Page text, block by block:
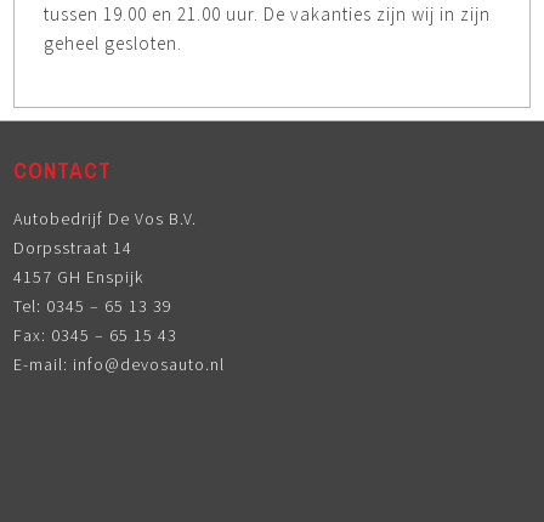
tussen 19.00 en 21.00 uur. De vakanties zijn wij in zijn
geheel gesloten.
CONTACT
Autobedrijf De Vos B.V.
Dorpsstraat 14
4157 GH Enspijk
Tel: 0345 – 65 13 39
Fax: 0345 – 65 15 43
E-mail: info@devosauto.nl